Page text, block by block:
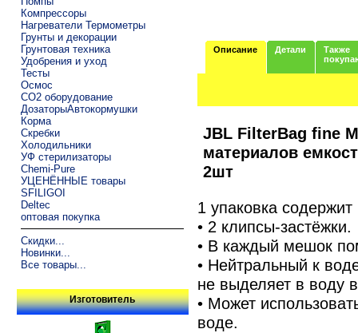
Компрессоры
Нагреватели Термометры
Грунты и декорации
Грунтовая техника
Удобрения и уход
Тесты
Осмос
CO2 оборудование
ДозаторыАвтокормушки
Корма
Скребки
Холодильники
УФ стерилизаторы
Chemi-Pure
УЦЕНЁННЫЕ товары
SFILIGOI
Deltec
оптовая покупка
Скидки...
Новинки...
Все товары...
Изготовитель
Описание Детали
Также
JBL FilterBag fine
материалов
2шт
1 упаковка
• 2 клипсы-застёжки.
• В каждый мешок
• Нейтральный к
не выделяет в воду
• Может
воде.